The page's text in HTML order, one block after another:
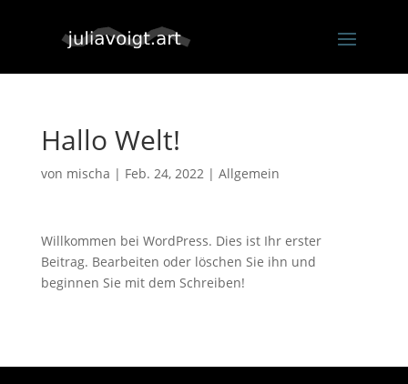
Hallo Welt!
von mischa | Feb. 24, 2022| Allgemein
Willkommen bei WordPress. Dies ist Ihr erster
Beitrag. Bearbeiten oder löschen Sie ihn und
beginnen Sie mit dem Schreiben!